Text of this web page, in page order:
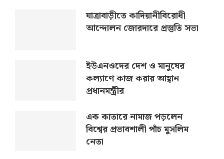
যাত্রাবাড়ীতে কাদিয়ানীবিরোধী
আন্দোলন জোরদারে প্রস্তুতি সভা
ইউএনওদের দেশ ও মানুষের
কল্যাণে কাজ করার আহ্বান
প্রধানমন্ত্রীর
এক কাতারে নামাজ পড়লেন
বিশ্বের প্রভাবশালী পাঁচ মুসলিম
নেতা